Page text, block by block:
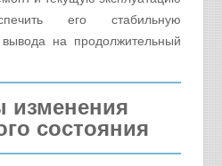
его стабильную
вывода на продолжительный
изменения
состояния